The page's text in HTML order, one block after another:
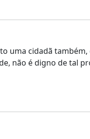
cidadã
não é digno de tal